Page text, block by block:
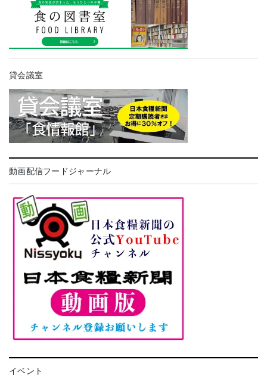
貸会議室
動画配信フードジャーナル
イベント